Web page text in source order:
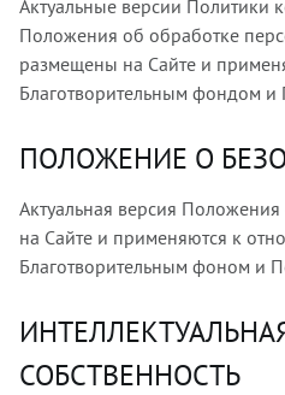
Актуальные версии Политики
Положения об обработке
размещены на Сайте и
Благотворительным фондом и
ПОЛОЖЕНИЕ О
Актуальная версия
на Сайте и применяются к
Благотворительным фоном и
СОБСТВЕННОСТЬ